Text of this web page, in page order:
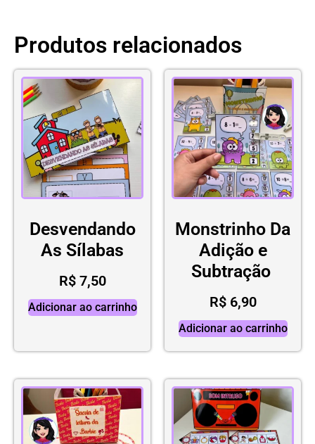
Produtos relacionados
Desvendando
As Sílabas
R$7,50
Adicionar ao carrinho
Monstrinho Da
Adição e
Subtração
R$6,90
Adicionar ao carrinho